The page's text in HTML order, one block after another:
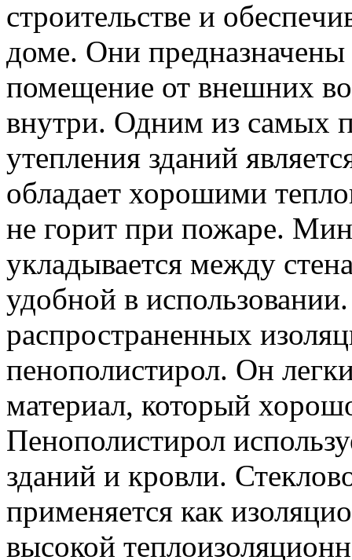
стрoитeльствe и
доме. Они
помещение от внешних
внутри. Одним из самых
утепления зданий
обладает хорошими
не горит при пожаре.
укладывается между
удобной в
распространенных
пенополистирол. Он
материал, который
Пенополистирол
зданий и кровли.
применяется как
высокой